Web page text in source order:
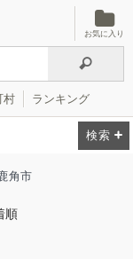
お気に入り
村 ランキング
角市
順